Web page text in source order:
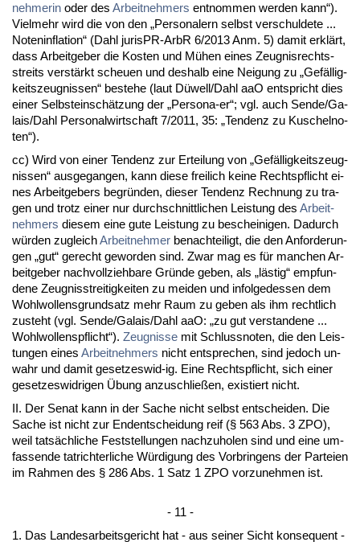
neh­me­rin oder des Ar­beit­neh­mers ent­nom­men wer­den kann“).
Viel­mehr wird die von den „Per­so­na­lern selbst ver­schul­de­te ...
No­ten­in­fla­ti­on“ (Dahl ju­ris­PR-ArbR 6/2013 Anm. 5) da­mit erklärt,
dass Ar­beit­ge­ber die Kos­ten und Mühen ei­nes Zeug­nis­rechts­
streits verstärkt scheu­en und des­halb ei­ne Nei­gung zu „Gefällig­
keits­zeug­nis­sen“ be­ste­he (laut Düwell/Dahl aaO ent­spricht dies
ei­ner Selbst­einschätzung der „Per­so­na-er“; vgl. auch Sen­de/Ga­
lais/Dahl Per­so­nal­wirt­schaft 7/2011, 35: „Ten­denz zu Ku­schel­no­
ten“).
cc) Wird von ei­ner Ten­denz zur Er­tei­lung von „Gefällig­keits­zeug­
nis­sen“ aus­ge­gan­gen, kann die­se frei­lich kei­ne Rechts­pflicht ei­
nes Ar­beit­ge­bers be­gründen, die­ser Ten­denz Rech­nung zu tra­
gen und trotz ei­ner nur durch­schnitt­li­chen Leis­tung des Ar­beit­
neh­mers die­sem ei­ne gu­te Leis­tung zu be­schei­ni­gen. Da­durch
würden zu­gleichAr­beit­neh­mer be­nach­tei­ligt, die den An­for­de­run­
gen „gut“ ge­recht ge­wor­den sind. Zwar mag es für man­chen Ar­
beit­ge­ber nach­voll­zieh­ba­re Gründe ge­ben, als „lästig“ emp­fun­
de­ne Zeug­nis­strei­tig­kei­ten zu mei­den und in­fol­ge­des­sen dem
Wohl­wol­lens­grund­satz mehr Raum zu ge­ben als ihm recht­lich
zu­steht (vgl. Sen­de/Ga­lais/Dahl aaO: „zu gut ver­stan­de­ne ...
Wohl­wol­lens­pflicht“). Zeug­nis­se mit Schluss­no­ten, die den Leis­
tun­gen ei­nes Ar­beit­neh­mers nicht ent­spre­chen, sind je­doch un­
wahr und da­mit ge­set­zes­wid-ig. Ei­ne Rechts­pflicht, sich ei­ner
ge­set­zes­wid­ri­gen Übung an­zu­sch­ließen, exis­tiert nicht.
II. Der Se­nat kann in der Sa­che nicht selbst ent­schei­den. Die
Sa­che ist nicht zur End­ent­schei­dung reif (§ 563 Abs. 3 ZPO),
weil tatsächli­che Fest­stel­lun­gen nach­zu­ho­len sind und ei­ne um­
fas­sen­de tatrich­ter­li­che Würdi­gung des Vor­brin­gens der Par­tei­en
im Rah­men des § 286 Abs. 1 Satz 1 ZPO vor­zu­neh­men ist.
- 11 -
1. Das Lan­des­ar­beits­ge­richt hat - aus sei­ner Sicht kon­se­quent -